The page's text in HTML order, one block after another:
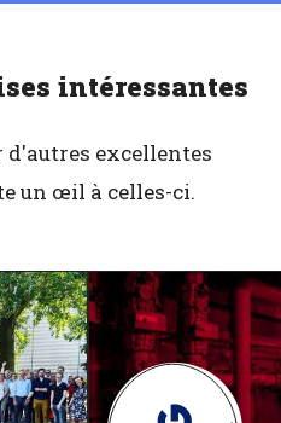
intéressantes
excellentes
un œil à celles-ci.